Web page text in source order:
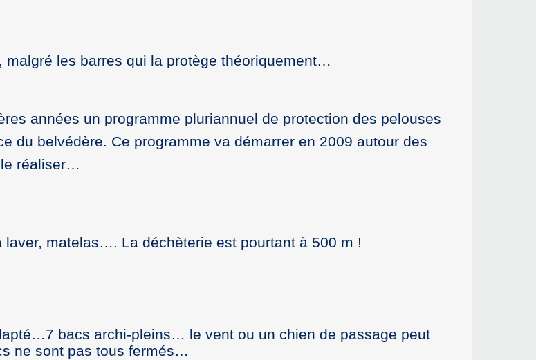
les barres qui la protège théoriquement…
années un programme pluriannuel de protection des pelouses
du belvédère. Ce programme va démarrer en 2009 autour des
le réaliser…
laver, matelas…. La déchèterie est pourtant à 500 m !
bacs archi-pleins… le vent ou un chien de passage peut
ne sont pas tous fermés…